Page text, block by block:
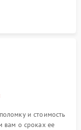
и стоимость
вам о сроках ее